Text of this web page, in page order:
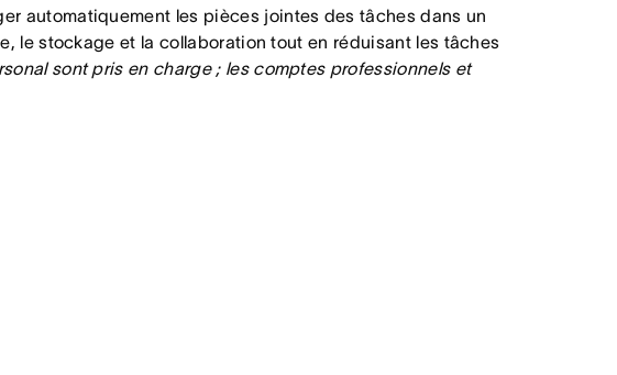
automatiquement les pièces jointes des tâches dans un
le stockage et la collaboration tout en réduisant les tâches
sont pris en charge ; les comptes professionnels et